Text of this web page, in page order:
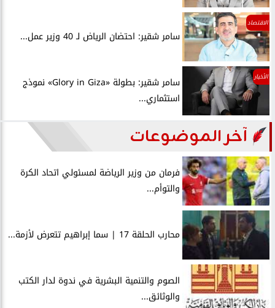
الاقتصاد
سامر شقير: احتضان الرياض لـ 40 وزير عمل...
الأخبار
سامر شقير: بطولة «Glory in Giza» نموذج
استثماري...
آخر الموضوعات
فرمان من وزير الرياضة لمسئولي اتحاد الكرة
والتوأم...
محارب الحلقة 17 | سما إبراهيم تتعرض لأزمة...
الصوم والتنمية البشرية في ندوة لدار الكتب
والوثائق...